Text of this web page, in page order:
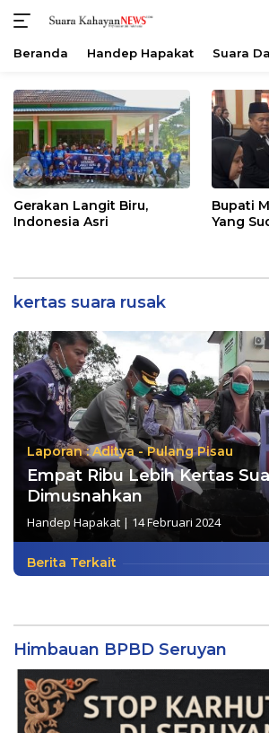
konten
Beranda Handep Hapakat Suara
«
Gerakan Langit Biru,
Indonesia Asri
Bupati
Yang
kertas suara rusak
Laporan : Aditya - Pulang Pisau
Empat Ribu Lebih Kertas
Dimusnahkan
Handep Hapakat | 14 Februari 2024
Berita Terkait
Himbauan BPBD Seruyan